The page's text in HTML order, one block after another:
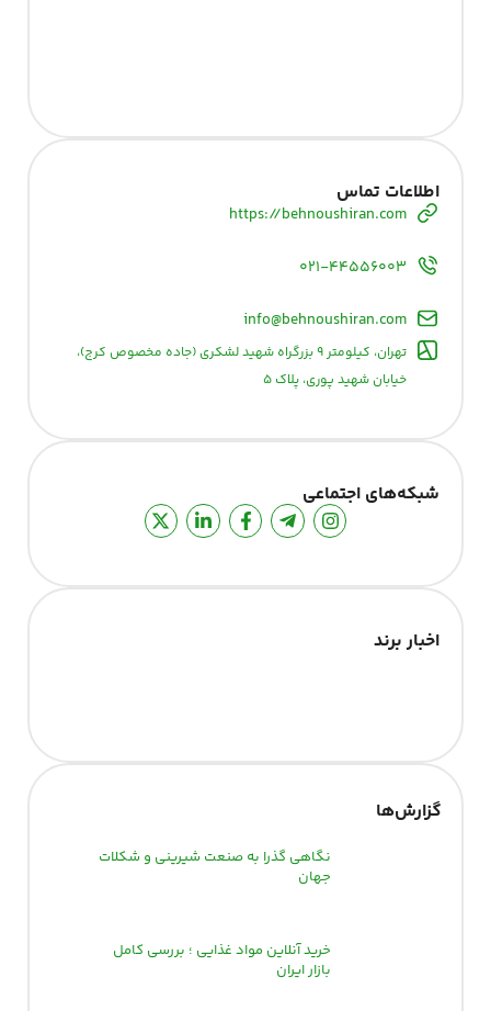
اطلاعات تماس
https://behnoushiran.com
۰۲۱-۴۴۵۵۶۰۰۳
info@behnoushiran.com
تهران، کیلومتر ۹ بزرگراه شهید لشکری (جاده مخصوص کرج)،
خیابان شهید پوری، پلاک ۵
شبکه‌های اجتماعی
اخبار برند
گزارش‌‌ها
نگاهی گذرا به صنعت شیرینی و شکلات
جهان
خرید آنلاین مواد غذایی ؛ بررسی کامل
بازار ایران